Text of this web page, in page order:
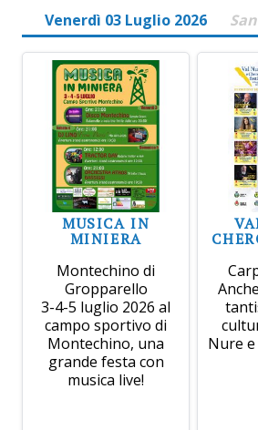
Venerdì 03 Luglio 2026
MUSICA IN
MINIERA
Montechino di
Gropparello
3-4-5 luglio 2026 al
campo sportivo di
Montechino, una
grande festa con
musica live!
Nure